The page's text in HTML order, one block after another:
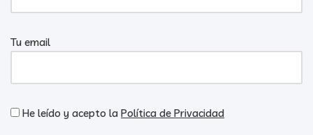
Tu email
He leído y acepto la Política de Privacidad